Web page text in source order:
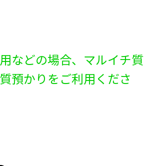
などの場合、マルイチ質
預かりをご利用くださ